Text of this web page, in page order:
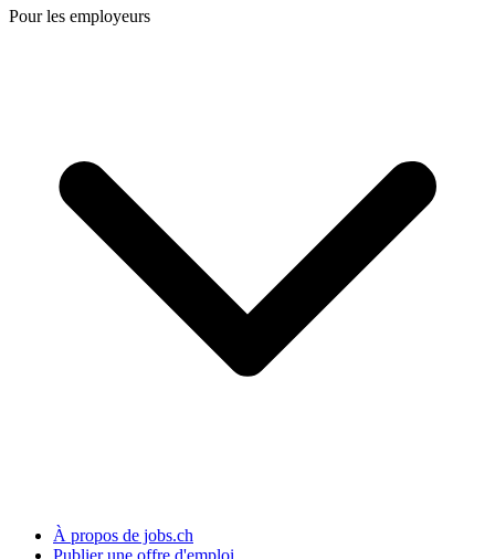
Pour les employeurs
À propos de jobs.ch
Publier une offre d'emploi